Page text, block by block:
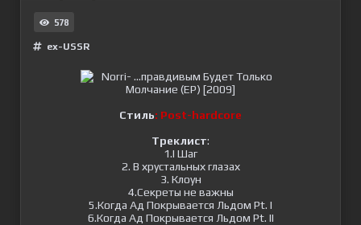
578
ex-USSR
Стиль: Post-hardcore
Треклист:
1.I Шаг
2. В хрустальных глазах
3. Клоун
4.Секреты не важны
5.Когда Ад Покрывается Льдом Pt. I
6.Когда Ад Покрывается Льдом Pt. II